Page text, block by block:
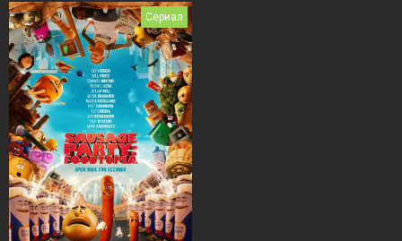
Сериал